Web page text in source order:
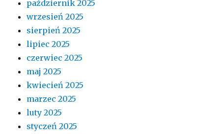
październik 2025
wrzesień 2025
sierpień 2025
lipiec 2025
czerwiec 2025
maj 2025
kwiecień 2025
marzec 2025
luty 2025
styczeń 2025